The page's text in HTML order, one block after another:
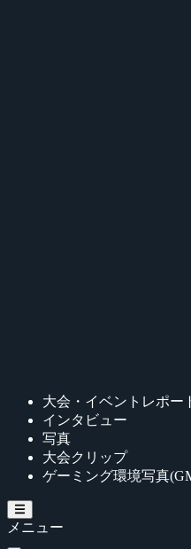
大会・イベントレポー
インタビュー
写真
大会クリップ
ゲーミング環境写真
メニュー